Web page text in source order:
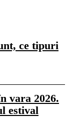
ce tipuri
vara 2026.
estival